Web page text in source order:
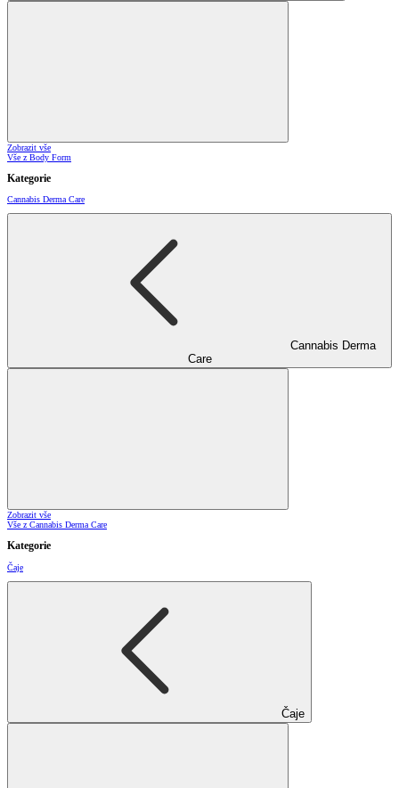
Zobrazit vše
Vše z Body Form
Kategorie
Cannabis Derma Care
Cannabis Derma
Care
Zobrazit vše
Vše z Cannabis Derma Care
Kategorie
Čaje
Čaje